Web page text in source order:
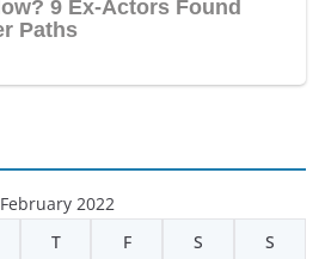
February 2022
T F S S